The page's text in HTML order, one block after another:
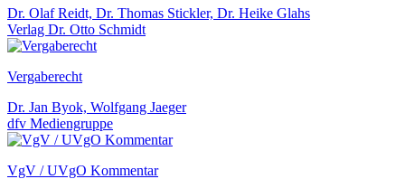
Dr. Olaf Reidt, Dr. Thomas Stickler, Dr. Heike Glahs
Verlag Dr. Otto Schmidt
Vergaberecht
Dr. Jan Byok, Wolfgang Jaeger
dfv Mediengruppe
VgV / UVgO Kommentar